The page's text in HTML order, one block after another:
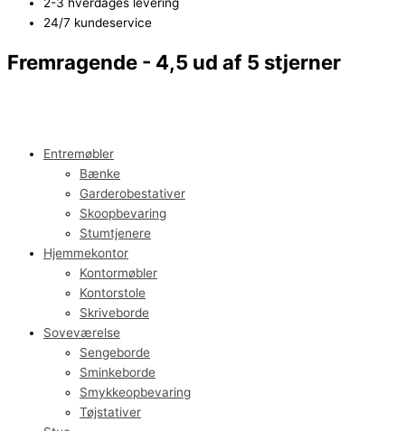
2-3 hverdages levering
24/7 kundeservice
Fremragende - 4,5 ud af 5 stjerner
Entremøbler
Bænke
Garderobestativer
Skoopbevaring
Stumtjenere
Hjemmekontor
Kontormøbler
Kontorstole
Skriveborde
Soveværelse
Sengeborde
Sminkeborde
Smykkeopbevaring
Tøjstativer